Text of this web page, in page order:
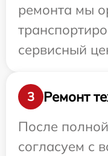
ремонта мы
сервисный
3
Ремонт
После
согласуем с